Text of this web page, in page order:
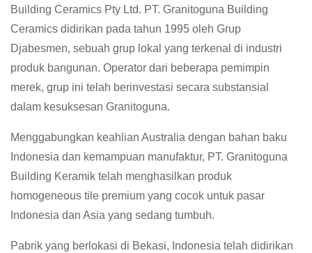
Building Ceramics Pty Ltd. PT. Granitoguna Building
Ceramics didirikan pada tahun 1995 oleh Grup
Djabesmen, sebuah grup lokal yang terkenal di industri
produk bangunan. Operator dari beberapa pemimpin
merek, grup ini telah berinvestasi secara substansial
dalam kesuksesan Granitoguna.
Menggabungkan keahlian Australia dengan bahan baku
Indonesia dan kemampuan manufaktur, PT. Granitoguna
Building Keramik telah menghasilkan produk
homogeneous tile premium yang cocok untuk pasar
Indonesia dan Asia yang sedang tumbuh.
Pabrik yang berlokasi di Bekasi, Indonesia telah didirikan